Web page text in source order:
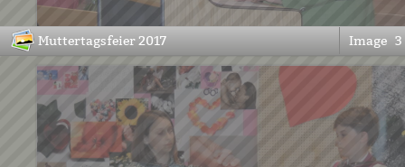
Muttertagsfeier 2017 Image 3